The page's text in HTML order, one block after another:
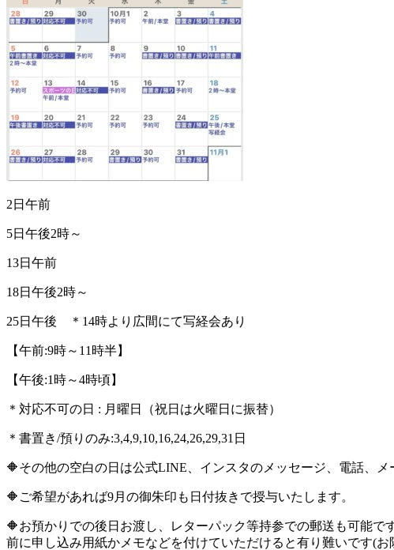
2日午前
5日午後2時～
13日午前
18日午後2時～
25日午後 ＊ 14時より広間にて写経会あり
【午前:9時～11時半】
【午後:1時～4時頃】
＊対応不可の日 : 月曜日（祝日は火曜日に振替）
＊書置き/預りのみ:3,4,9,10,16,24,26,29,31日
🔶その他の空白の日は公式LINE、インスタのメッセージ、電話、
🔶ご希望があれば9月の御朱印も日付抜きで授与いたします。
🔶お預かりでの後日お渡し、レターパック等持参での郵送も可能
前に申し込み用紙かメモなどを付けていただけると有り難いです(